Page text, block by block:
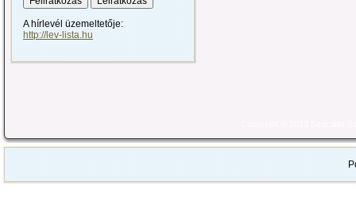
A hírlevél üzemeltetője:
http://lev-lista.hu